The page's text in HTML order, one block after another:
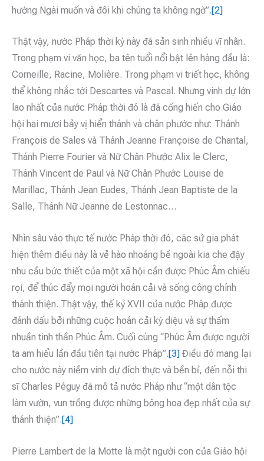
hướng Ngài muốn và đôi khi chúng ta không ngờ”.[2]
Thật vậy, nước Pháp thời kỳ này đã sản sinh nhiều vĩ nhân.
Trong phạm vi văn học, ba tên tuổi nổi bật lên hàng đầu là:
Corneille, Racine, Molière. Trong phạm vi triết học, không
thể không nhắc tới Descartes và Pascal. Nhưng vinh dự lớn
lao nhất của nước Pháp thời đó là đã cống hiến cho Giáo
hội hai mươi bảy vị hiển thánh và chân phước như: Thánh
François de Sales và Thánh Jeanne Françoise de Chantal,
Thánh Pierre Fourier và Nữ Chân Phước Alix le Clerc,
Thánh Vincent de Paul và Nữ Chân Phước Louise de
Marillac, Thánh Jean Eudes, Thánh Jean Baptiste de la
Salle, Thánh Nữ Jeanne de Lestonnac…
Nhìn sâu vào thực tế nước Pháp thời đó, các sử gia phát
hiện thêm điều này là vẻ hào nhoáng bề ngoài kia che đậy
nhu cầu bức thiết của một xã hội cần được Phúc Âm chiếu
rọi, để thúc đẩy mọi người hoán cải và sống công chính
thánh thiện. Thật vậy, thế kỷ XVII của nước Pháp được
đánh dấu bởi những cuộc hoán cải kỳ diệu và sự thấm
nhuần tinh thần Phúc Âm. Cuối cùng “Phúc Âm được người
ta am hiểu lần đầu tiên tại nước Pháp”.[3] Điều đó mang lại
cho nước này niềm vinh dự đích thực và bền bỉ, đến nỗi thi
sĩ Charles Péguy đã mô tả nước Pháp như “một dân tộc
làm vườn, vun trồng được những bông hoa đẹp nhất của sự
thánh thiện”.[4]
Pierre Lambert de la Motte là một người con của Giáo hội